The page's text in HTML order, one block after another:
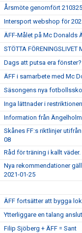
Årsmöte genomfört 210325
Intersport webshop för
ÄFF-Målet på Mc Donalds
STÖTTA FÖRENINGSLIVET
Dags att putsa era
ÄFF i samarbete med Mc
Säsongens nya
Inga lättnader i
Information från
Skånes FF:s riktlinjer
08
Råd för träning i kallt väder.
Nya rekommendationer
2021-01-25
ÄFF fortsätter att bygga
Ytterliggare en talang
Filip Sjöberg + ÄFF = Sant